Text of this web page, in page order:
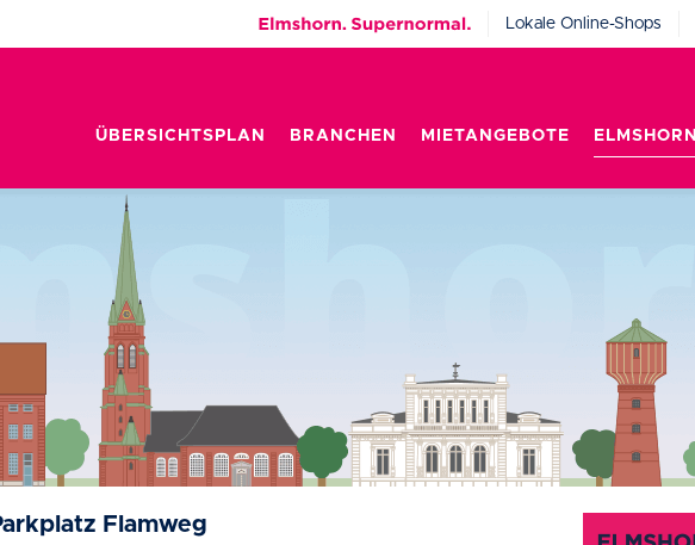
Lokale Online-Shops
ÜBERSICHTSPLAN BRANCHEN MIETANGEBOTE ELMSHORN
Flamweg